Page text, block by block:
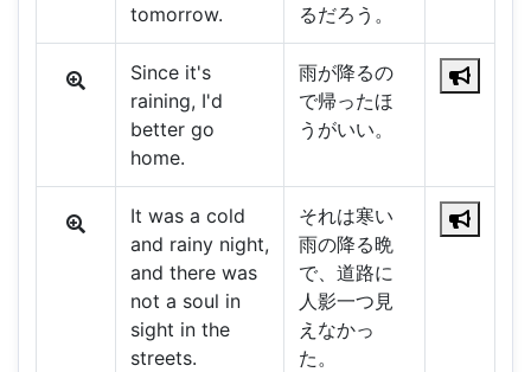
tomorrow.
るだろう。
Since it's
raining, I'd
better go
home.
雨が降るの
で帰ったほ
うがいい。
It was a cold
and rainy night,
and there was
not a soul in
sight in the
streets.
それは寒い
雨の降る晩
で、道路に
人影一つ見
えなかっ
た。